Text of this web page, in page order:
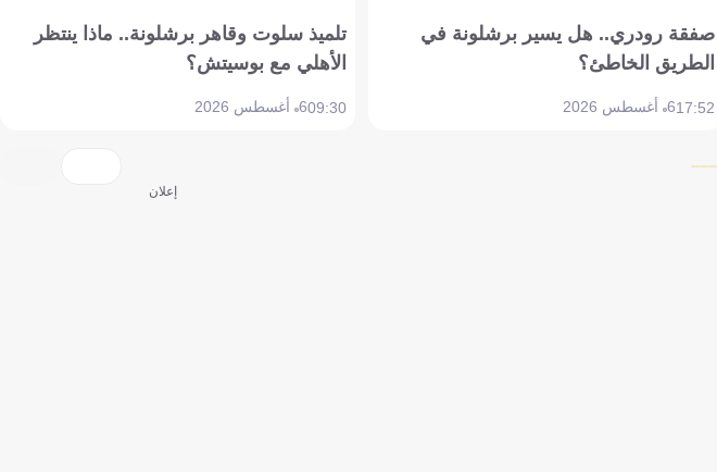
صفقة رودري.. هل يسير برشلونة في
الطريق الخاطئ؟
17:526 أغسطس 2026
تلميذ سلوت وقاهر برشلونة.. ماذا ينتظر
الأهلي مع بوسيتش؟
09:306 أغسطس 2026
إعلان